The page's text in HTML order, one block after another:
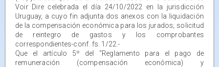
Voir Dire celebrada el día 24/10/2022 en la jurisdicción
Uruguay, a cuyo fin adjunta dos anexos con la liquidación
de la compensación económica para los jurados; solicitud
de reintegro de gastos y los comprobantes
correspondientes-conf. fs. 1/22.-
Que el artículo 5º del “Reglamento para el pago de
remuneración (compensación económica) y